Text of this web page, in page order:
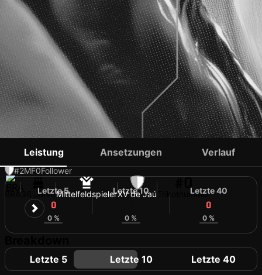
DOS SANTOS
#2MF0Follower
36 JahreMittelfeldspielerXV de Jaú Trikotnummer
Leistung Ansetzungen Verlauf
Letzte 5
0
0 %
Letzte 10
0 %
Letzte 40
0
0 %
Letzte 5 Letzte 10 Letzte 40